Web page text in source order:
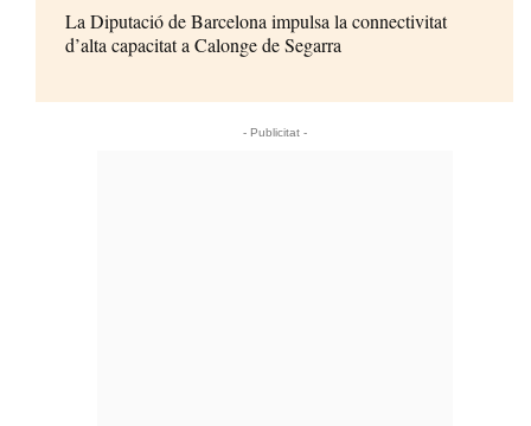
La Diputació de Barcelona impulsa la connectivitat
d’alta capacitat a Calonge de Segarra
- Publicitat -